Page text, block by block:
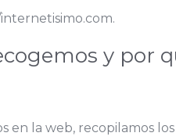
y por
en la web, recopilamos